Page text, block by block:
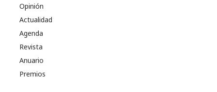
Opinión
Actualidad
Agenda
Revista
Anuario
Premios